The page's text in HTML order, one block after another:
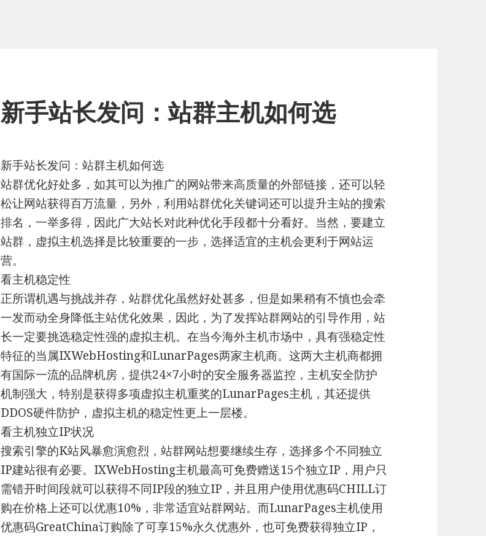
新手站长发问：站群主机如何选
新手站长发问：站群主机如何选
站群优化好处多，如其可以为推广的网站带来高质量的外部链接，还可以轻
松让网站获得百万流量，另外，利用站群优化关键词还可以提升主站的搜索
排名，一举多得，因此广大站长对此种优化手段都十分看好。当然，要建立
站群，虚拟主机选择是比较重要的一步，选择适宜的主机会更利于网站运
营。
看主机稳定性
正所谓机遇与挑战并存，站群优化虽然好处甚多，但是如果稍有不慎也会牵
一发而动全身降低主站优化效果，因此，为了发挥站群网站的引导作用，站
长一定要挑选稳定性强的虚拟主机。在当今海外主机市场中，具有强稳定性
特征的当属IXWebHosting和LunarPages两家主机商。这两大主机商都拥
有国际一流的品牌机房，提供24×7小时的安全服务器监控，主机安全防护
机制强大，特别是获得多项虚拟主机重奖的LunarPages主机，其还提供
DDOS硬件防护，虚拟主机的稳定性更上一层楼。
看主机独立IP状况
搜索引擎的K站风暴愈演愈烈，站群网站想要继续生存，选择多个不同独立
IP建站很有必要。IXWebHosting主机最高可免费赠送15个独立IP，用户只
需错开时间段就可以获得不同IP段的独立IP，并且用户使用优惠码CHILL订
购在价格上还可以优惠10%，非常适宜站群网站。而LunarPages主机使用
优惠码GreatChina订购除了可享15%永久优惠外，也可免费获得独立IP，